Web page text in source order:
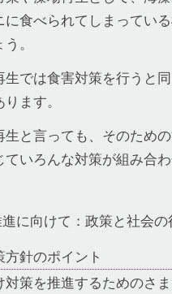
に食べられてしまってい
。
生では食害対策を行うと
ます。
生と言っても、そのため
ていろんな対策が組み合
に向けて：政策と社会の
針のポイント
対策を推進するためのさ